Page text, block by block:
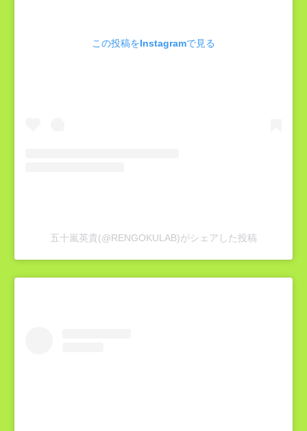
この投稿をInstagramで見る
五十嵐英貴(@RENGOKULAB)がシェアした投稿